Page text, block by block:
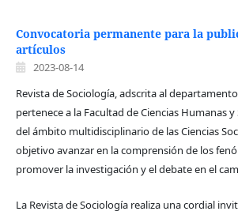
Convocatoria permanente para la
artículos
2023-08-14
Revista de Sociología, adscrita al
pertenece a la Facultad de Ciencias Humanas
del ámbito multidisciplinario de las Ciencias
objetivo avanzar en la comprensión de los
promover la investigación y el debate en el
La Revista de Sociología realiza una cordial